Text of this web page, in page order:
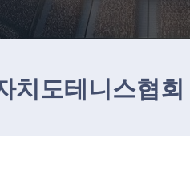
치도테니스협회